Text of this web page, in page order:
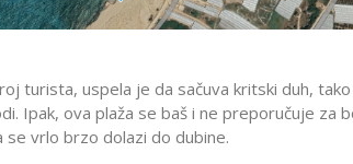
turista, uspela je da sačuva kritski duh,
Ipak, ova plaža se baš i ne preporučuje za
vrlo brzo dolazi do dubine.